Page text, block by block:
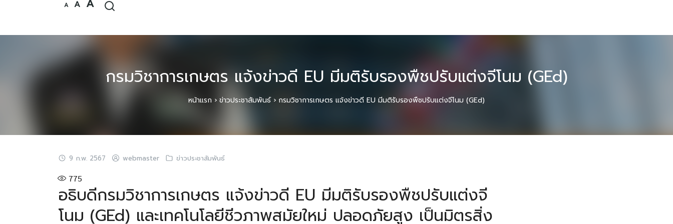
Afont
Afont
A
font
กรมวิชาการเกษตร แจ้งข่าวดี EU มีมติรับรองพืชปรับแต่งจีโนม (GEd)
หน้าแรก › ข่าวประชาสัมพันธ์› กรมวิชาการเกษตร แจ้งข่าวดี EU มีมติรับรองพืชปรับแต่งจีโนม (GEd)
9 ก.พ. 2567 webmaster ข่าวประชาสัมพันธ์
775
อธิบดีกรมวิชาการเกษตร แจ้งข่าวดี EU มีมติรับรองพืชปรับแต่งจี
โนม (GEd) และเทคโนโลยีชีวภาพสมัยใหม่ ปลอดภัยสูง เป็นมิตรสิ่ง